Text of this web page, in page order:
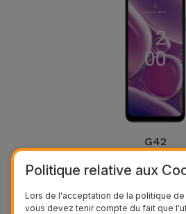
G42
réparation
Politique relative aux
Lors de l'acceptation de la politique
vous devez tenir compte du fait que